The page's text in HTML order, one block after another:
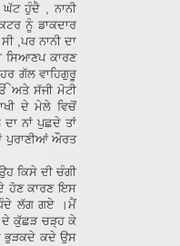
ਘੱਟ ਹੁੰਦੈ , ਨਾਨੀ
ਨੂੰ ਡਾਕਦਾਰ
,ਪਰ ਨਾਨੀ ਦਾ
ਸਿਆਣਪ ਕਾਰਣ
ਹਰ ਗੱਲ ਵਾਹਿਗੁਰੂ
ਅਤੇ ਸੱਜੀ ਮੋਟੀ
ਦੇ ਮੇਲੇ ਵਿਚੋਂ
ਨਾਂ ਪੁਛਦੇ ਤਾਂ
ਪੁਰਾਣੀਆਂ ਔਰਤ
ਕਿਸੇ ਦੀ ਚੰਗੀ
ਹੋਣ ਕਾਰਣ ਇਸ
ਲੱਗ ਗਏ ।ਮੈਂ
ਦੇ ਕੁੱਛੜ ਚੜ੍ਹ ਕੇ
ਭੁੜਕਦੇ ਕਦੇ ਉਸ